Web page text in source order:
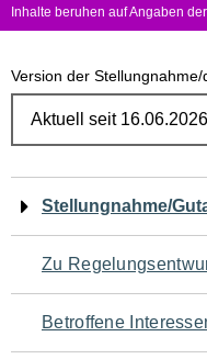
Inhalte beruhen auf Angaben
Version der
Navigation
für
den
Seiteninhalt
Stellungnahme/
Zu
Betroffene